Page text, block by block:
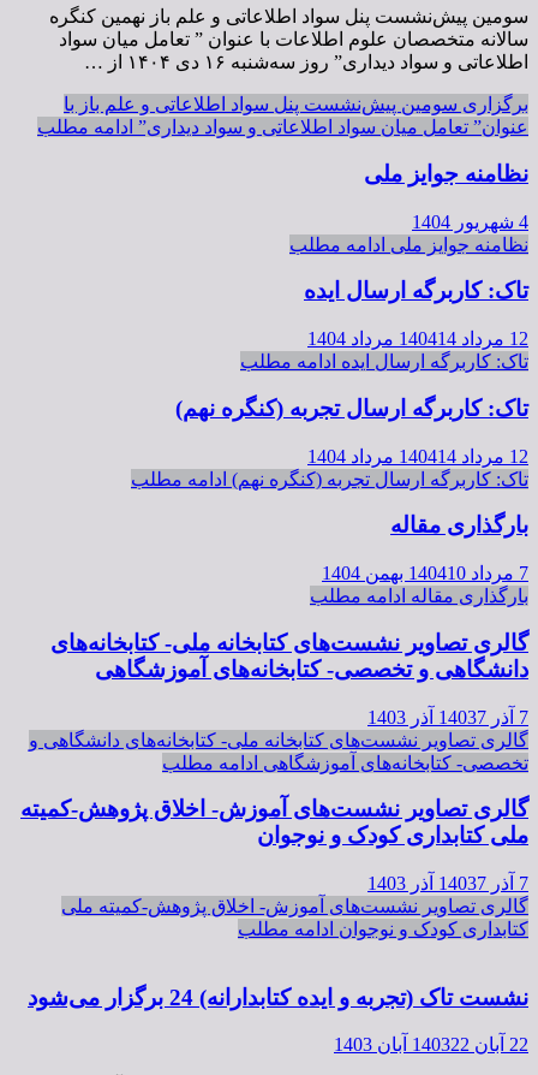
سومین پیش‌نشست پنل سواد‌ اطلاعاتی و علم باز نهمین کنگره
سالانه متخصصان علوم اطلاعات با عنوان ” تعامل میان سواد
اطلاعاتی و سواد دیداری” روز سه‌شنبه ۱۶ دی ۱۴۰۴ از …
برگزاری سومین پیش‌نشست پنل سواد‌ اطلاعاتی و علم باز با
عنوان” تعامل میان سواد اطلاعاتی و سواد دیداری” ادامه مطلب
نظامنه جوایز ملی
4 شهریور 1404
نظامنه جوایز ملی ادامه مطلب
تاک: کاربرگه ارسال ایده
12 مرداد 1404
14 مرداد 1404
تاک: کاربرگه ارسال ایده ادامه مطلب
تاک: کاربرگه ارسال تجربه (کنگره نهم)
12 مرداد 1404
14 مرداد 1404
تاک: کاربرگه ارسال تجربه (کنگره نهم) ادامه مطلب
بارگذاری مقاله
7 مرداد 1404
10 بهمن 1404
بارگذاری مقاله ادامه مطلب
گالری تصاویر نشست‌های کتابخانه ملی- کتابخانه‌های
دانشگاهی و تخصصی- کتابخانه‌های آموزشگاهی
7 آذر 1403
7 آذر 1403
گالری تصاویر نشست‌های کتابخانه ملی- کتابخانه‌های دانشگاهی و
تخصصی- کتابخانه‌های آموزشگاهی ادامه مطلب
گالری تصاویر نشست‌های آموزش- اخلاق پژوهش-کمیته
ملی کتابداری کودک و نوجوان
7 آذر 1403
7 آذر 1403
گالری تصاویر نشست‌های آموزش- اخلاق پژوهش-کمیته ملی
کتابداری کودک و نوجوان ادامه مطلب
نشست تاک (تجربه و ایده کتابدارانه) 24 برگزار می‌شود
22 آبان 1403 22 آبان 1403